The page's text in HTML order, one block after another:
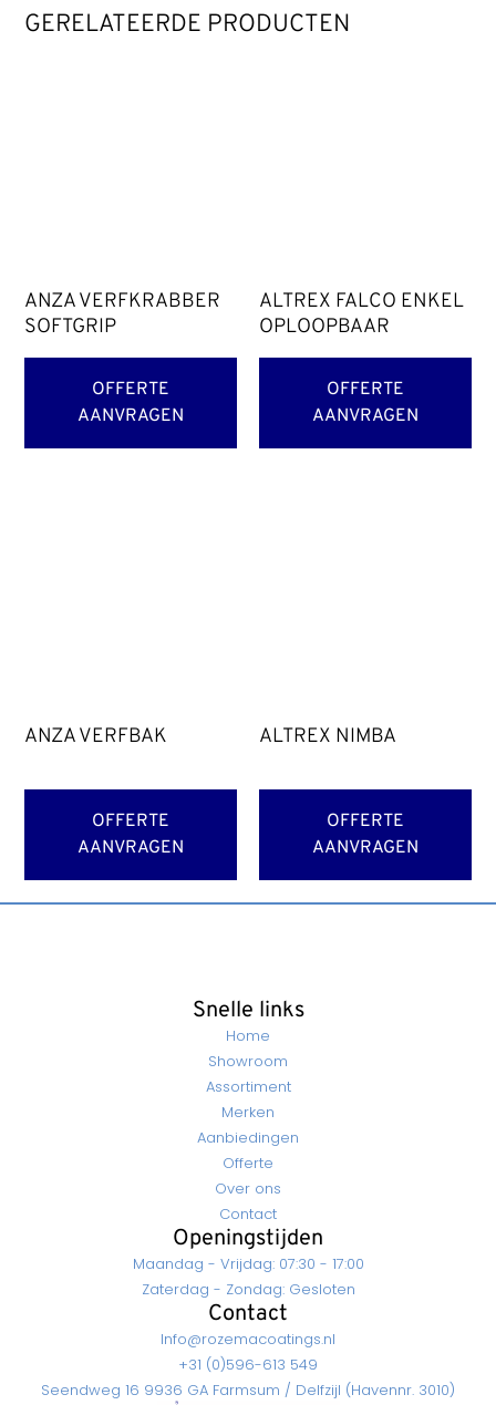
GERELATEERDE PRODUCTEN
ANZA VERFKRABBER
SOFTGRIP
OFFERTE
AANVRAGEN
ALTREX FALCO ENKEL
OPLOOPBAAR
OFFERTE
AANVRAGEN
ANZA VERFBAK
OFFERTE
AANVRAGEN
ALTREX NIMBA
OFFERTE
AANVRAGEN
Snelle links
Home
Showroom
Assortiment
Merken
Aanbiedingen
Offerte
Over ons
Contact
Openingstijden
Maandag - Vrijdag: 07:30 - 17:00
Zaterdag - Zondag: Gesloten
Contact
Info@rozemacoatings.nl
+31 (0)596-613 549
Seendweg 16 9936 GA Farmsum / Delfzijl (Havennr. 3010)